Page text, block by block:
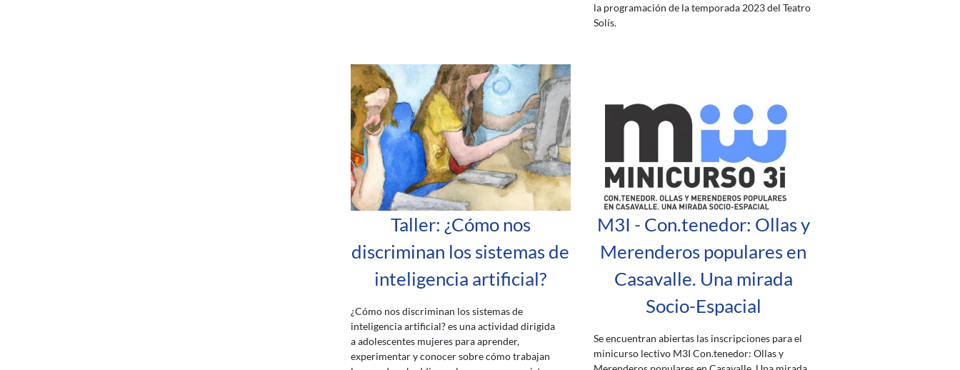
la programación de la temporada 2023 del Teatro
Solís.
Taller: ¿Cómo nos
discriminan los sistemas de
inteligencia artificial?
¿Cómo nos discriminan los sistemas de
inteligencia artificial? es una actividad dirigida
a adolescentes mujeres para aprender,
experimentar y conocer sobre cómo trabajan
M3I - Con.tenedor: Ollas y
Merenderos populares en
Casavalle. Una mirada
Socio-Espacial
Se encuentran abiertas las inscripciones para el
minicurso lectivo M3I Con.tenedor: Ollas y